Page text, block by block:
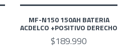
MF-N150 150AH BATERIA
ACDELCO +POSITIVO DERECHO
$189.990